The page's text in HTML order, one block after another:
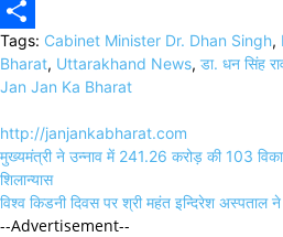
Copy
Link
Share
Tags: Cabinet Minister Dr. Dhan Singh,
Bharat, Uttarakhand News, डा. धन सिंह
Jan Jan Ka Bharat
http://janjankabharat.com
Post
navigation
मुख्यमंत्री ने उन्नाव में 241.26 करोड़ की 103
शिलान्यास
विश्व किडनी दिवस पर श्री महंत इन्दिरेश अस्पताल
--Advertisement--